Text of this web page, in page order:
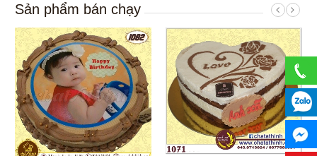
Sản phẩm bán chạy